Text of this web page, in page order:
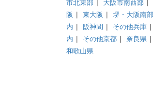
市北東部 | 大阪市南西部 |
阪 | 東大阪 | 堺・大阪南部
内 | 阪神間 | その他兵庫 |
内 | その他京都 | 奈良県 |
和歌山県